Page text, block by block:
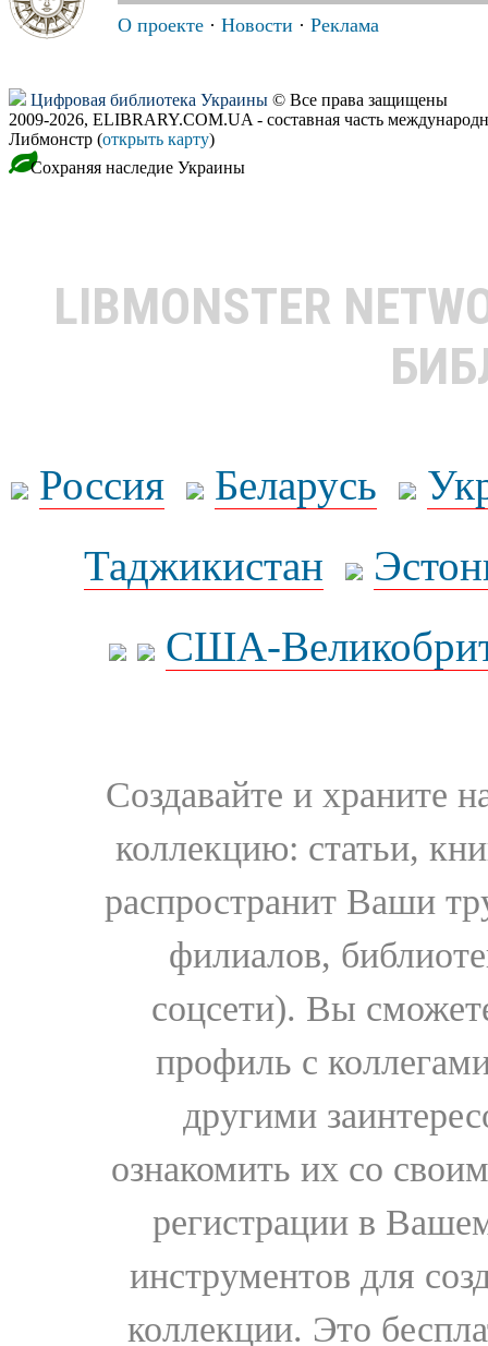
О проекте · Новости · Реклама
Цифровая библиотека Украины © Все права защищены
2009-2026, ELIBRARY.COM.UA - составная часть
Либмонстр (открыть карту)
Сохраняя наследие Украины
LIBMONSTER
Россия Беларусь
Таджикистан
США-
Создавайте и храните
коллекцию: статьи,
распространит Ваши
филиалов,
соцсети). Вы
профиль с
другими
ознакомить их со
регистрации в
инструментов для
коллекции. Это